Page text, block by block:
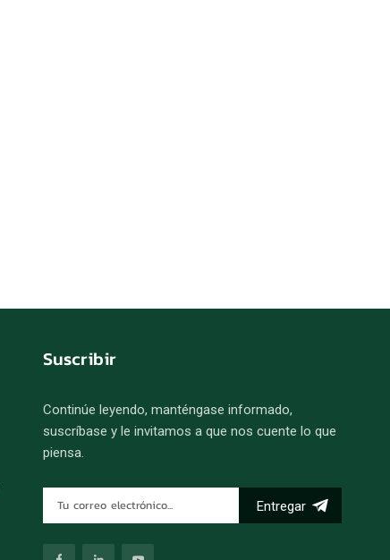
Suscribir
Continúe leyendo, manténgase informado,
suscríbase y le invitamos a que nos cuente lo que
piensa.
Entregar